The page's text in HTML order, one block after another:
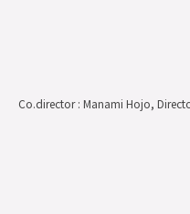
Co.director : Manami Hojo,